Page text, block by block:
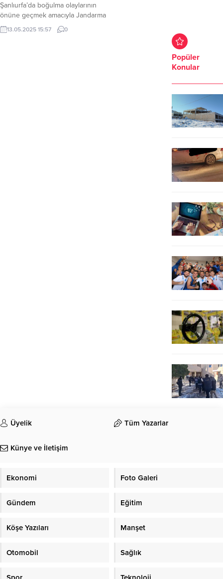
Şanlıurfa’da boğulma olaylarının
önüne geçmek amacıyla Jandarma
ve Emniyet güçleri; girilmesi ve
yüzülmesi yasak olan su kanalları,
13.05.2025 15:57 0
Popüler
Konular
Üyelik Tüm Yazarlar
Künye ve İletişim
Ekonomi Foto Galeri
Gündem Eğitim
Köşe Yazıları Manşet
Otomobil Sağlık